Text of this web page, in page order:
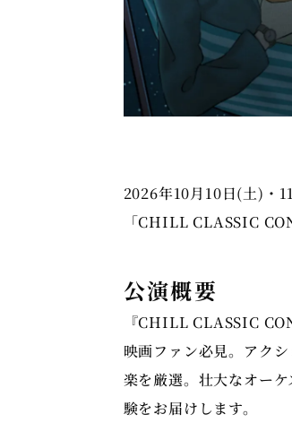
2026年10月10日(土)・
「CHILL CLASSIC
公演概要
『CHILL CLASSIC
映画ファン必見。アク
楽を厳選。壮大なオー
験をお届けします。